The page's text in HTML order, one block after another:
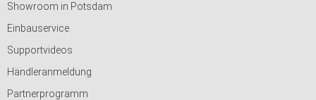
Showroom in Potsdam
Einbauservice
Supportvideos
Händleranmeldung
Partnerprogramm